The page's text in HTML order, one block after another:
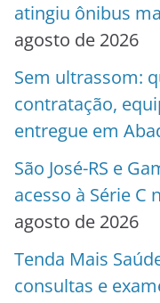
atingiu ônibus
agosto de 2026
Sem ultrassom:
contratação,
entregue em
São José-RS e
acesso à Série C
agosto de 2026
Tenda Mais
consultas e